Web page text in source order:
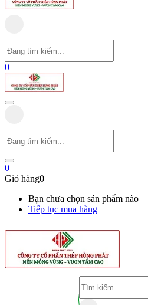
0
0
Giỏ hàng0
Bạn chưa chọn sản phẩm nào
Tiếp tục mua hàng